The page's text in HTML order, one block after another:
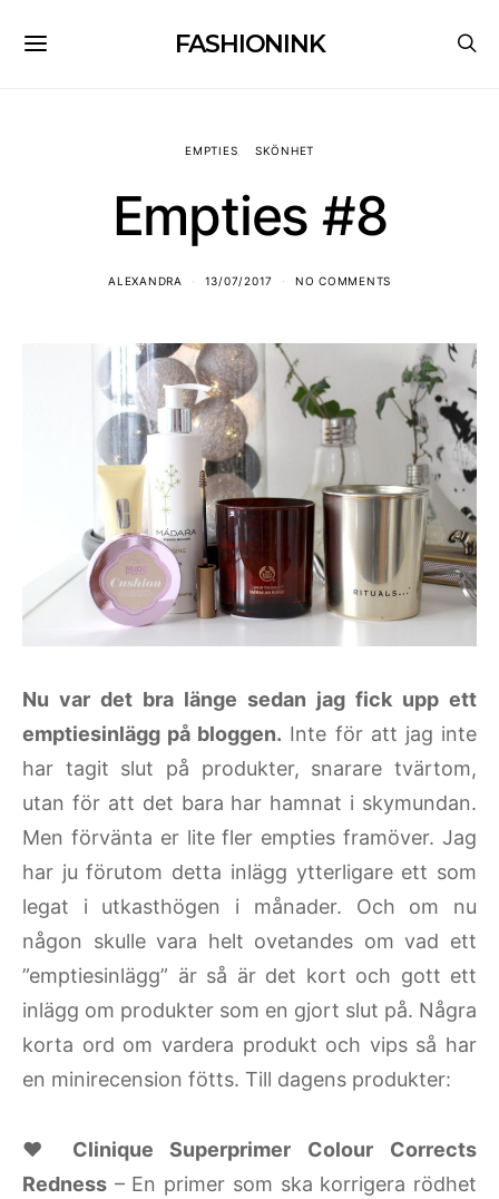
FASHIONINK
EMPTIES SKÖNHET
Empties #8
ALEXANDRA 13/07/2017 NO COMMENTS
Nu var det bra länge sedan jag fick upp ett
emptiesinlägg på bloggen. Inte för att jag inte
har tagit slut på produkter, snarare tvärtom,
utan för att det bara har hamnat i skymundan.
Men förvänta er lite fler empties framöver. Jag
har ju förutom detta inlägg ytterligare ett som
legat i utkasthögen i månader. Och om nu
någon skulle vara helt ovetandes om vad ett
”emptiesinlägg” är så är det kort och gott ett
inlägg om produkter som en gjort slut på. Några
korta ord om vardera produkt och vips så har
en minirecension fötts. Till dagens produkter:
♥ Clinique Superprimer Colour Corrects
Redness – En primer som ska korrigera rödhet